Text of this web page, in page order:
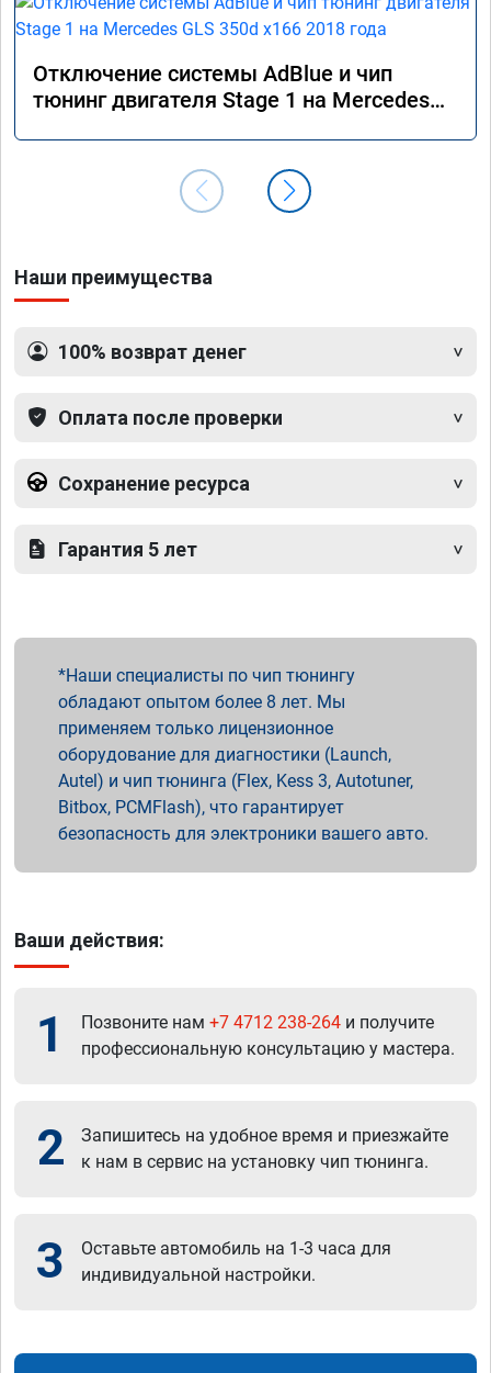
Отключение системы AdBlue и чип
тюнинг двигателя Stage 1 на Mercedes
Наши преимущества
100% возврат денег
Оплата после проверки
Сохранение ресурса
Гарантия 5 лет
Наши специалисты по чип тюнингу
обладают опытом более 8 лет. Мы
применяем только лицензионное
оборудование для диагностики (Launch,
Autel) и чип тюнинга (Flex, Kess 3, Autotuner,
Bitbox, PCMFlash), что гарантирует
безопасность для электроники вашего авто.
Ваши действия:
1 Позвоните нам +7 4712 238-264 и получите
профессиональную консультацию у мастера.
2
Запишитесь на удобное время и приезжайте
к нам в сервис на установку чип тюнинга.
3
Оставьте автомобиль на 1-3 часа для
индивидуальной настройки.